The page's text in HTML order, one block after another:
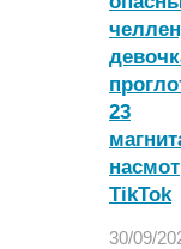
аорту
и
ствол
с
23
TikTok
30/09/